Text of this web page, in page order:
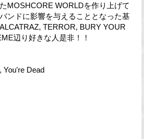
MOSHCORE WORLDを作り上げて
ンドに影響を与えることとなった基
TERROR, BURY YOUR
辺り好きな人是非！！
You're Dead